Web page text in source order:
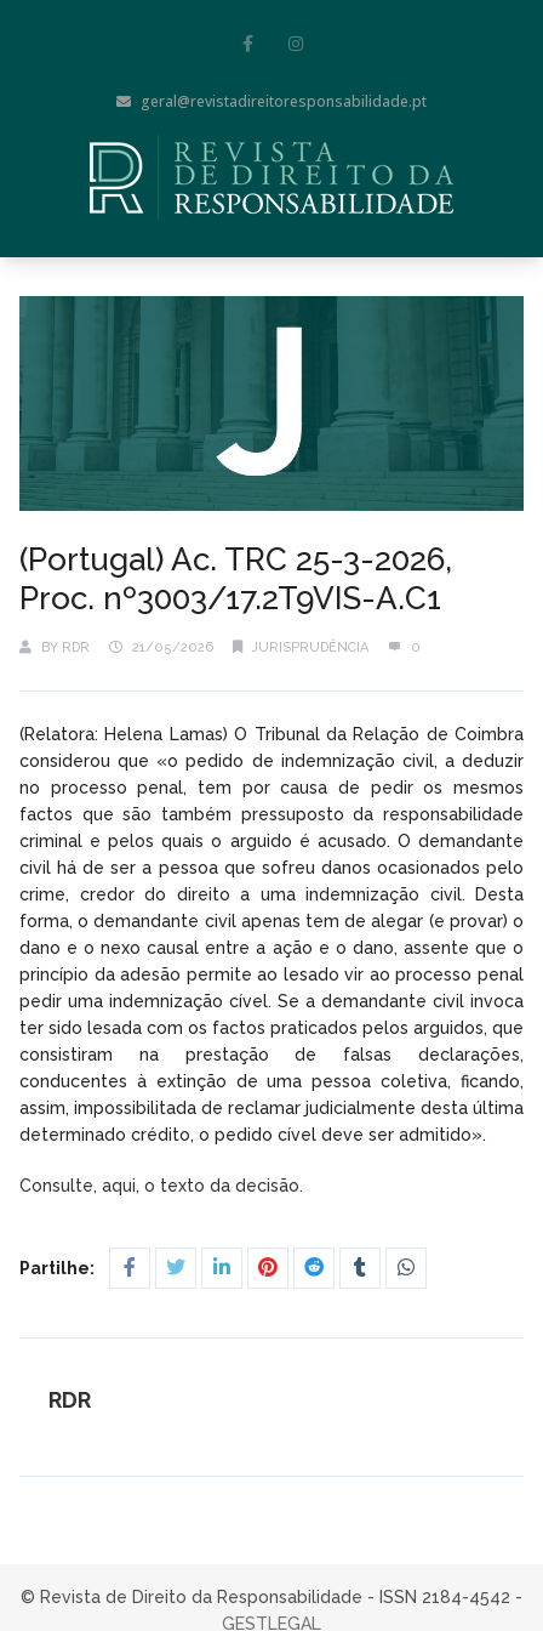
geral@revistadireitoresponsabilidade.pt
(Portugal) Ac. TRC 25-3-2026,
Proc. nº3003/17.2T9VIS-A.C1
BY RDR 21/05/2026 JURISPRUDÊNCIA 0
(Relatora: Helena Lamas) O Tribunal da Relação de Coimbra
considerou que «o pedido de indemnização civil, a deduzir
no processo penal, tem por causa de pedir os mesmos
factos que são também pressuposto da responsabilidade
criminal e pelos quais o arguido é acusado. O demandante
civil há de ser a pessoa que sofreu danos ocasionados pelo
crime, credor do direito a uma indemnização civil. Desta
forma, o demandante civil apenas tem de alegar (e provar) o
dano e o nexo causal entre a ação e o dano, assente que o
princípio da adesão permite ao lesado vir ao processo penal
pedir uma indemnização cível. Se a demandante civil invoca
ter sido lesada com os factos praticados pelos arguidos, que
consistiram na prestação de falsas declarações,
conducentes à extinção de uma pessoa coletiva, ficando,
assim, impossibilitada de reclamar judicialmente desta última
determinado crédito, o pedido cível deve ser admitido».
Consulte, aqui, o texto da decisão.
Partilhe:
RDR
© Revista de Direito da Responsabilidade - ISSN 2184-4542 -
GESTLEGAL